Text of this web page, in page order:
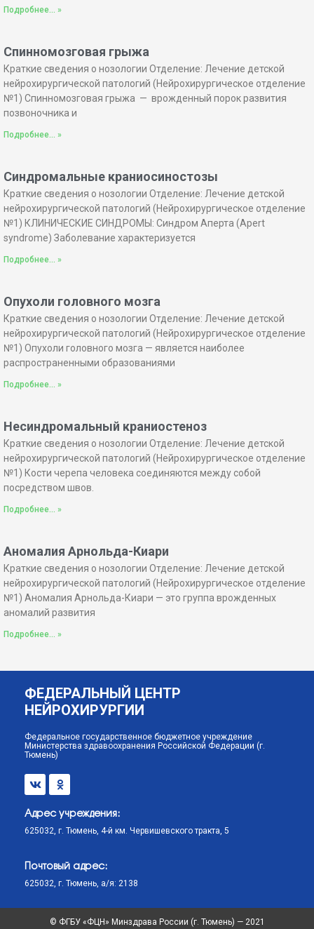
Подробнее... »
Спинномозговая грыжа
Краткие сведения о нозологии Отделение: Лечение детской
нейрохирургической патологий (Нейрохирургическое отделение
№1) Спинномозговая грыжа — врожденный порок развития
позвоночника и
Подробнее... »
Синдромальные краниосиностозы
Краткие сведения о нозологии Отделение: Лечение детской
нейрохирургической патологий (Нейрохирургическое отделение
№1) КЛИНИЧЕСКИЕ СИНДРОМЫ: Синдром Аперта (Apert
syndrome) Заболевание характеризуется
Подробнее... »
Опухоли головного мозга
Краткие сведения о нозологии Отделение: Лечение детской
нейрохирургической патологий (Нейрохирургическое отделение
№1) Опухоли головного мозга — является наиболее
распространенными образованиями
Подробнее... »
Несиндромальный краниостеноз
Краткие сведения о нозологии Отделение: Лечение детской
нейрохирургической патологий (Нейрохирургическое отделение
№1) Кости черепа человека соединяются между собой
посредством швов.
Подробнее... »
Аномалия Арнольда-Киари
Краткие сведения о нозологии Отделение: Лечение детской
нейрохирургической патологий (Нейрохирургическое отделение
№1) Аномалия Арнольда-Киари — это группа врожденных
аномалий развития
Подробнее... »
ФЕДЕРАЛЬНЫЙ ЦЕНТР
НЕЙРОХИРУРГИИ
Федеральное государственное бюджетное учреждение
Министерства здравоохранения Российской Федерации (г.
Тюмень)
Адрес учреждения:
625032, г. Тюмень, 4-й км. Червишевского тракта, 5
Почтовый адрес:
625032, г. Тюмень, а/я: 2138
© ФГБУ «ФЦН» Минздрава России (г. Тюмень) — 2021